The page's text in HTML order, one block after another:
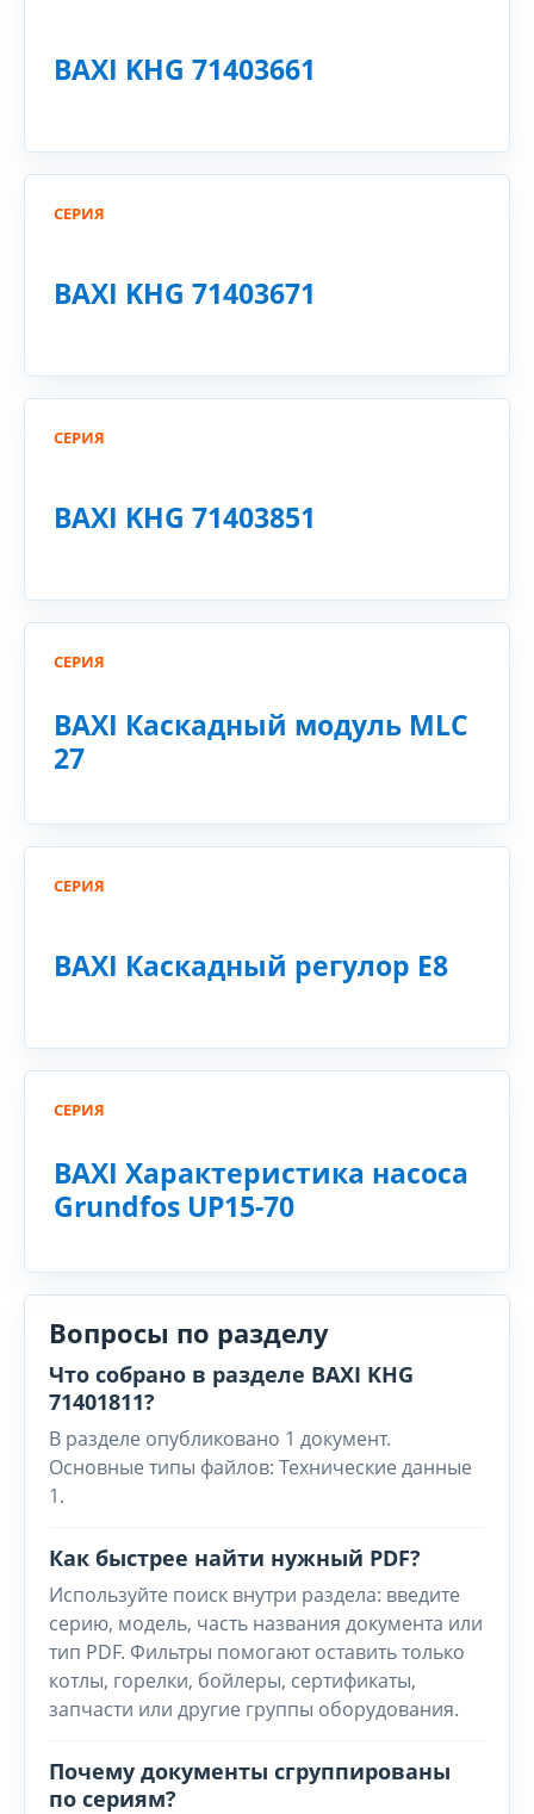
BAXI KHG 71403661
СЕРИЯ
BAXI KHG 71403671
СЕРИЯ
BAXI KHG 71403851
СЕРИЯ
BAXI Каскадный модуль MLC
27
СЕРИЯ
BAXI Каскадный регулор E8
СЕРИЯ
BAXI Характеристика насоса
Grundfos UP15-70
Вопросы по разделу
Что собрано в разделе BAXI KHG
71401811?
В разделе опубликовано 1 документ.
Основные типы файлов: Технические данные
1.
Как быстрее найти нужный PDF?
Используйте поиск внутри раздела: введите
серию, модель, часть названия документа или
тип PDF. Фильтры помогают оставить только
котлы, горелки, бойлеры, сертификаты,
запчасти или другие группы оборудования.
Почему документы сгруппированы
по сериям?